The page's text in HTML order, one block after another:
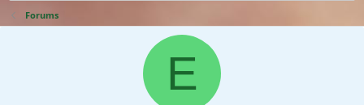
Forums
E